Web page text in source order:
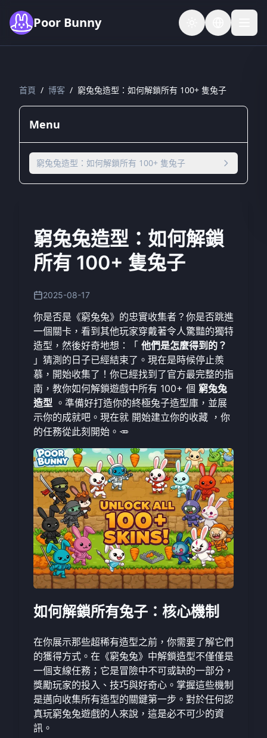
Poor Bunny
首頁 / 博客 / 窮兔兔造型：如何解鎖所有 100+ 隻兔子
Menu
窮兔兔造型：如何解鎖所有 100+ 隻兔子
窮兔兔造型：如何解鎖
所有 100+ 隻兔子
2025-08-17
你是否是《窮兔兔》的忠實收集者？你是否跳進
一個關卡，看到其他玩家穿戴著令人驚豔的獨特
造型，然後好奇地想：「 他們是怎麼得到的？
」猜測的日子已經結束了。現在是時候停止羨
慕，開始收集了！你已經找到了官方最完整的指
南，教你如何解鎖遊戲中所有 100+ 個 窮兔兔
造型 。準備好打造你的終極兔子造型庫，並展
示你的成就吧。現在就 開始建立你的收藏 ，你
的任務從此刻開始。🥕
如何解鎖所有兔子：核心機制
在你展示那些超稀有造型之前，你需要了解它們
的獲得方式。在《窮兔兔》中解鎖造型不僅僅是
一個支線任務；它是冒險中不可或缺的一部分，
獎勵玩家的投入、技巧與好奇心。掌握這些機制
是邁向收集所有造型的關鍵第一步。對於任何認
真玩窮兔兔遊戲的人來說，這是必不可少的資
訊。